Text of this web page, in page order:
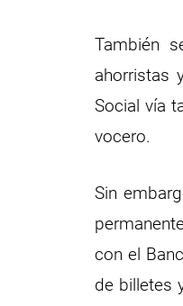
También
ahorristas
Social vía
vocero.
Sin
con el
de billetes